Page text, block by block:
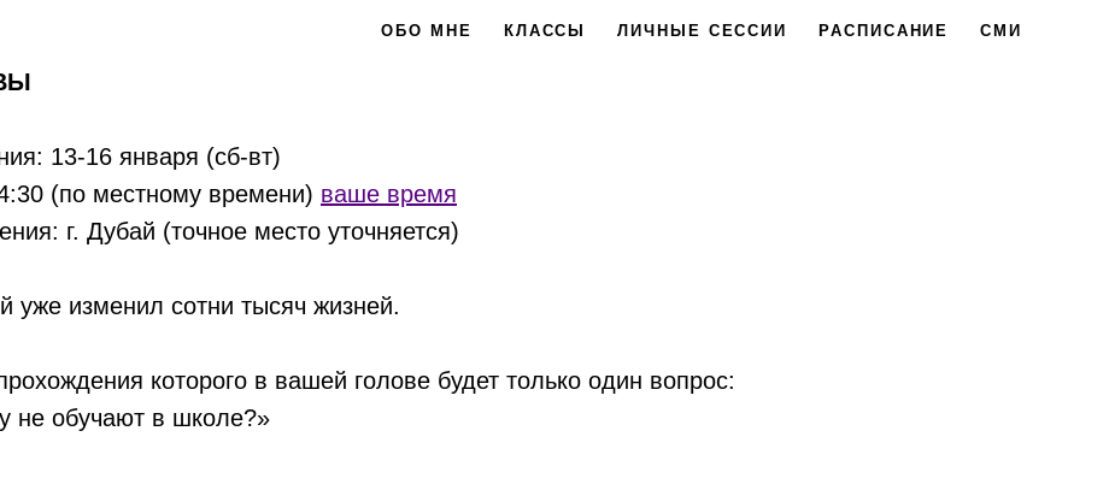
ОБО МНЕ КЛАССЫ ЛИЧНЫЕ СЕССИИ РАСПИСАНИЕ CМИ
13-16 января (сб-вт)
(по местному времени) ваше время
г. Дубай (точное место уточняется)
уже изменил сотни тысяч жизней.
которого в вашей голове будет только один вопрос:
не обучают в школе?»